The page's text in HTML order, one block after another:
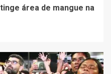
área de mangue na